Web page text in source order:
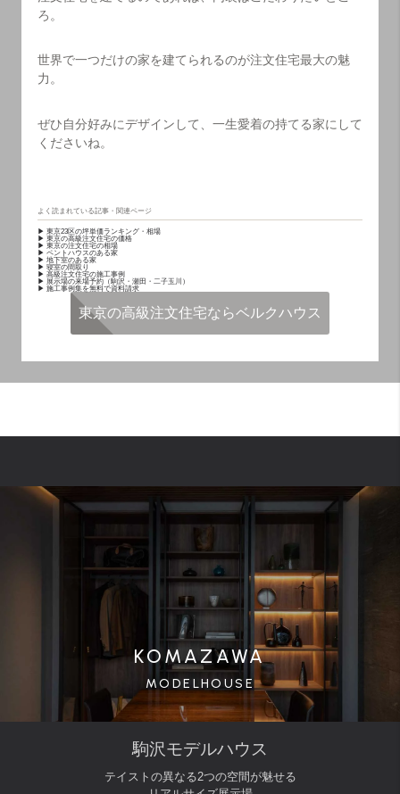
ろ。
世界で一つだけの家を建てられるのが注文住宅最大の魅
力。
ぜひ自分好みにデザインして、一生愛着の持てる家にして
くださいね。
よく読まれている記事・関連ページ
▶ 東京23区の坪単価ランキング・相場
▶ 東京の高級注文住宅の価格
▶ 東京の注文住宅の相場
▶ ペントハウスのある家
▶ 地下室のある家
▶ 寝室の間取り
▶ 高級注文住宅の施工事例
▶ 展示場の来場予約（駒沢・瀬田・二子玉川）
▶ 施工事例集を無料で資料請求
東京の高級注文住宅ならベルクハウス
KOMAZAWA
MODELHOUSE
駒沢モデルハウス
テイストの異なる2つの空間が魅せる